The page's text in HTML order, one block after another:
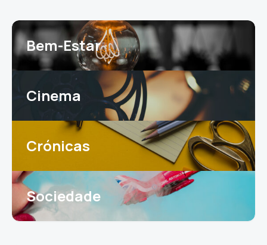
Bem-Estar
Cinema
Crónicas
Sociedade